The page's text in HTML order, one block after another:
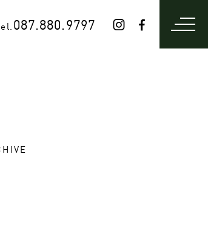
087.880.9797